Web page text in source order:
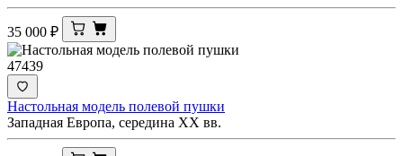
35 000 ₽
47439
Настольная модель полевой пушки
Западная Европа, середина XX вв.